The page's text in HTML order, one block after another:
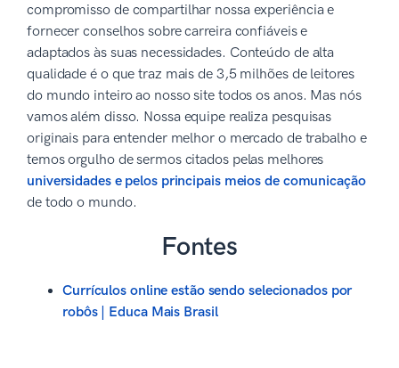
compromisso de compartilhar nossa experiência e
fornecer conselhos sobre carreira confiáveis e
adaptados às suas necessidades. Conteúdo de alta
qualidade é o que traz mais de 3,5 milhões de leitores
do mundo inteiro ao nosso site todos os anos. Mas nós
vamos além disso. Nossa equipe realiza pesquisas
originais para entender melhor o mercado de trabalho e
temos orgulho de sermos citados pelas melhores
universidades e pelos principais meios de comunicação
de todo o mundo.
Fontes
Currículos online estão sendo selecionados por
robôs | Educa Mais Brasil